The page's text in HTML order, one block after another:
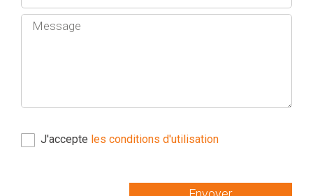
J'accepte les conditions d'utilisation